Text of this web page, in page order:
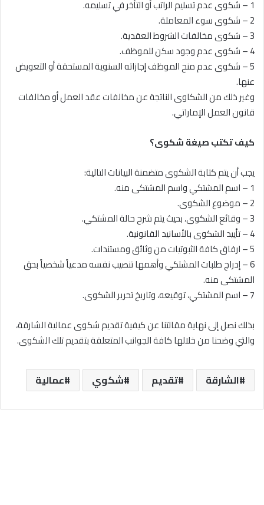
1 – شكوى عدم تسليم الراتب أو التأخر في تسليمه.
2 – شكوى سوء المعاملة.
3 – شكوى مخالفات الشروط العقدية.
4 – شكوى عدم وجود سكن للموظف.
5 – شكوى عدم منح الموظف إجازاته السنوية المستحقة أو التعويض
عنها.
وغير ذلك من الشكاوى الناتجة عن مخالفات عقد العمل أو مخالفات
قانون العمل الإماراتي.
كيف تكتب صيغة شكوى؟
يجب أن يتم كتابة الشكوى متضمنة البيانات التالية:
1 – اسم المشتكي واسم المشتكى منه.
2 – موضوع الشكوى.
3 – وقائع الشكوى، بحيث يتم شرح حالة المشتكي.
4 – تأييد الشكوى بالأسانيد القانونية.
5 – ارفاق كافة الثبوتيات من وثائق ومستندات.
6 – إدراج طلبات المشتكي وأهمها تنصيب نفسه مدعياً شخصياً بحق
المشتكى منه.
7 – اسم المشتكي، توقيعه، وتاريخ تحرير الشكوى.
بذلك نصل إلى نهاية مقالتنا عن كيفية تقديم شكوى عمالية الشارقة،
والتي وضحنا من خلالها كافة الجوانب المتعلقة بتقديم تلك الشكوى.
الشارقة تقديم شكوي عمالية